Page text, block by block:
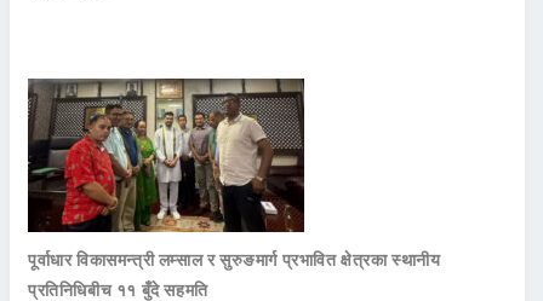
पूर्वाधार विकासमन्त्री लम्साल र सुरुङमार्ग प्रभावित क्षेत्रका स्थानीय
प्रतिनिधिबीच ११ बुँदे सहमति